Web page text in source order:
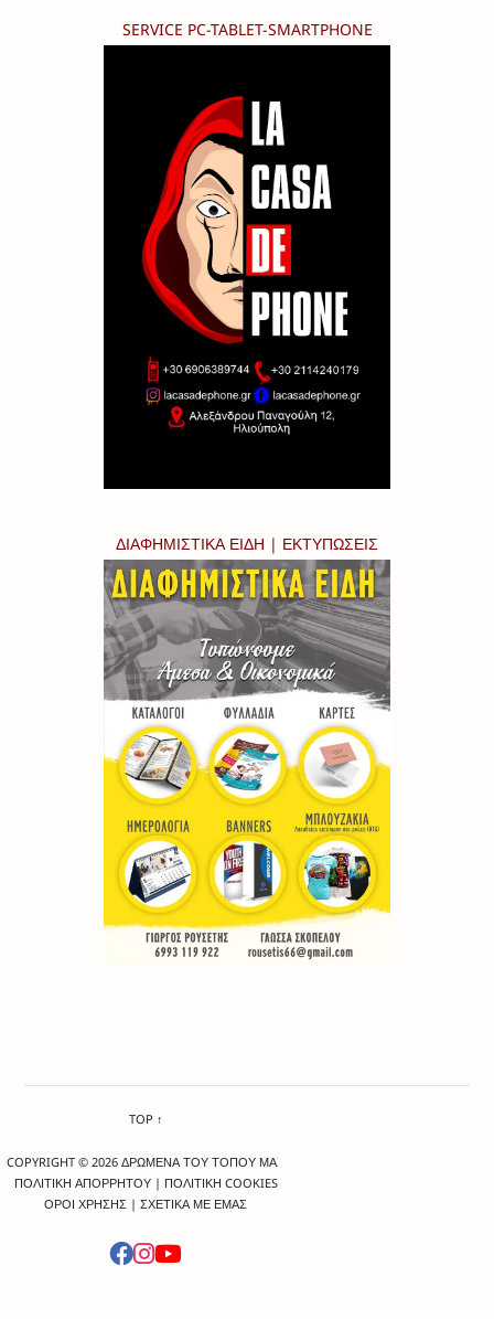
SERVICE PC-TABLET-SMARTPHONE
ΔΙΑΦΗΜΙΣΤΙΚΑ ΕΙΔΗ | ΕΚΤΥΠΩΣΕΙΣ
TOP ↑
COPYRIGHT © 2026 ΔΡΩΜΕΝΑ ΤΟΥ ΤΟΠΟΥ ΜΑΣ
ΠΟΛΙΤΙΚΗ ΑΠΟΡΡΗΤΟΥ| ΠΟΛΙΤΙΚΗ COOKIES
ΟΡΟΙ ΧΡΗΣΗΣ |ΣΧΕΤΙΚΑ ΜΕ ΕΜΑΣ